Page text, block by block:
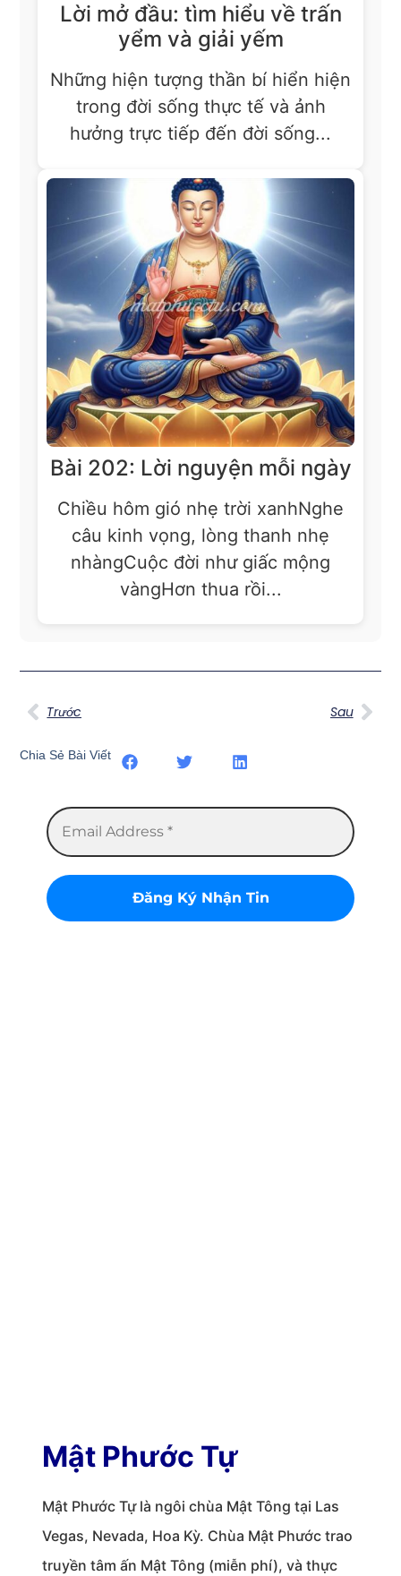
Lời mở đầu: tìm hiểu về trấn
yểm và giải yếm
Những hiện tượng thần bí hiển hiện
trong đời sống thực tế và ảnh
hưởng trực tiếp đến đời sống...
Bài 202: Lời nguyện mỗi ngày
Chiều hôm gió nhẹ trời xanhNghe
câu kinh vọng, lòng thanh nhẹ
nhàngCuộc đời như giấc mộng
vàngHơn thua rồi...
Trước Sau
Chia Sẻ Bài Viết
Mật Phước Tự
Mật Phước Tự là ngôi chùa Mật Tông tại Las
Vegas, Nevada, Hoa Kỳ. Chùa Mật Phước trao
truyền tâm ấn Mật Tông (miễn phí), và thực